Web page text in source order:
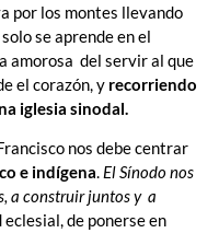
por los montes llevando
se aprende en el
amorosa del servir al que
el corazón, y recorriendo
iglesia sinodal.
nos debe centrar
e indígena. El Sínodo nos
a construir juntos y a
de ponerse en